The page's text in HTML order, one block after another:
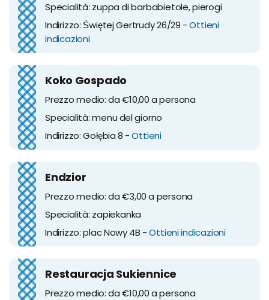
Specialità: zuppa di barbabietole, pierogi
Indirizzo: Świętej Gertrudy 26/29 -Ottieni
indicazioni
Koko Gospado
Prezzo medio: da €10,00 a persona
Specialità: menu del giorno
Indirizzo: Gołębia 8 -Ottieni
Endzior
Prezzo medio: da €3,00 a persona
Specialità: zapiekanka
Indirizzo: plac Nowy 4B -Ottieni indicazioni
Restauracja Sukiennice
Prezzo medio: da €10,00 a persona